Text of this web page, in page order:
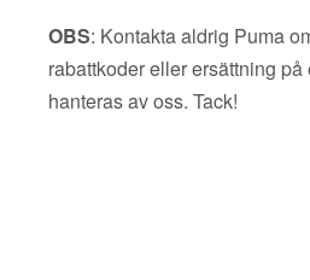
OBS: Kontakta aldrig Puma
rabattkoder eller ersättning
hanteras av oss. Tack!